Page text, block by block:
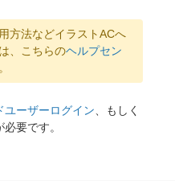
方法などイラストACへ
、こちらのヘルプセン
ユーザーログイン 、もしく
必要です。